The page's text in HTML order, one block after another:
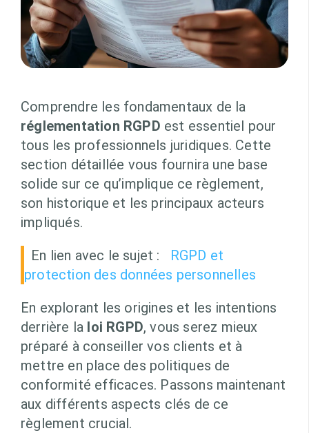
Comprendre les fondamentaux de la
réglementation RGPD est essentiel pour
tous les professionnels juridiques. Cette
section détaillée vous fournira une base
solide sur ce qu’implique ce règlement,
son historique et les principaux acteurs
impliqués.
En lien avec le sujet :
RGPD et
protection des données personnelles
En explorant les origines et les intentions
derrière la loi RGPD, vous serez mieux
préparé à conseiller vos clients et à
mettre en place des politiques de
conformité efficaces. Passons maintenant
aux différents aspects clés de ce
règlement crucial.